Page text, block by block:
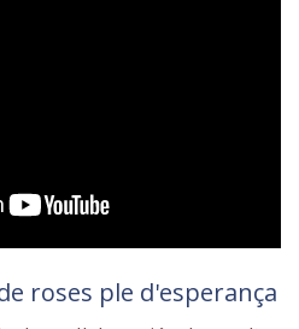
roses ple d'esperança